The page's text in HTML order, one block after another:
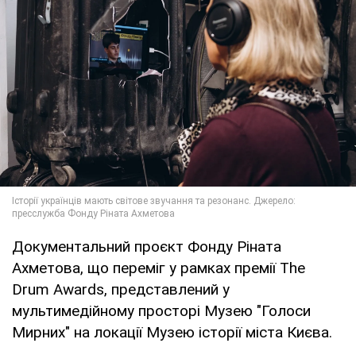
Документальний проєкт Фонду Ріната
Ахметова, що переміг у рамках премії The
Drum Awards, представлений у
мультимедійному просторі Музею "Голоси
Мирних" на локації Музею історії міста Києва.